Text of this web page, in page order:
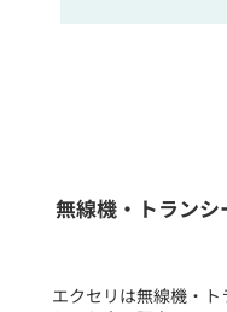
フリーワー
無線機・トラン
エクセリは無線機・